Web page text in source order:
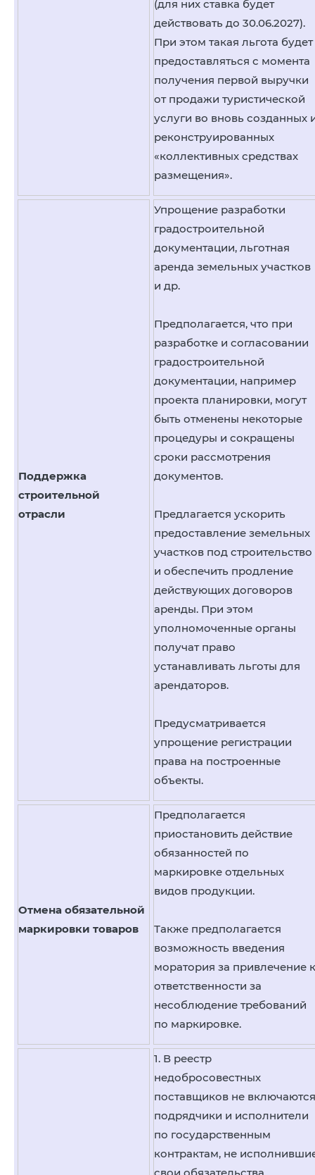
(для них ставка будет
действовать до 30.06.2027).
При этом такая льгота будет
предоставляться с момента
получения первой выручки
от продажи туристической
услуги во вновь созданных
реконструированных
«коллективных средствах
размещения».
Поддержка
строительной
отрасли
Упрощение разработки
градостроительной
документации, льготная
аренда земельных участков
и др.
Предполагается, что при
разработке и согласовании
градостроительной
документации, например
проекта планировки, могут
быть отменены некоторые
процедуры и сокращены
сроки рассмотрения
документов.
Предлагается ускорить
предоставление земельных
участков под строительство
и обеспечить продление
действующих договоров
аренды. При этом
уполномоченные органы
получат право
устанавливать льготы для
арендаторов.
Предусматривается
упрощение регистрации
права на построенные
объекты.
Отмена обязательной
маркировки товаров
Предполагается
приостановить действие
обязанностей по
маркировке отдельных
видов продукции.
Также предполагается
возможность введения
моратория за привлечение к
ответственности за
несоблюдение требований
по маркировке.
1. В реестр
недобросовестных
поставщиков не включаются
подрядчики и исполнители
по государственным
контрактам, не